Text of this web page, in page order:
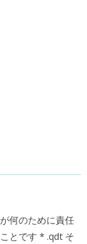
何のために責任
とです * .qdt そ